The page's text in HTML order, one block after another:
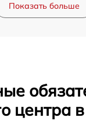
Показать больше
центра